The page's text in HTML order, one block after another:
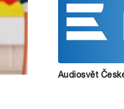
Audiosvět